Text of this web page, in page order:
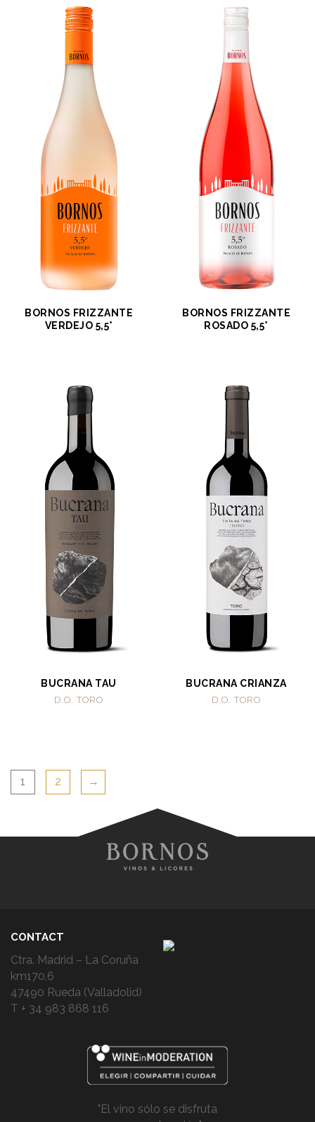
BORNOS FRIZZANTE
VERDEJO 5,5°
BORNOS FRIZZANTE
ROSADO 5,5°
BUCRANA TAU
D.O. TORO
BUCRANA CRIANZA
D.O. TORO
1 2 →
CONTACT
Ctra. Madrid – La Coruña
km170,6
47490 Rueda (Valladolid)
T + 34 983 868 116
"El vino sólo se disfruta